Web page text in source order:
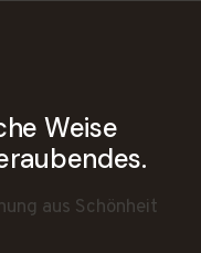
Weise
aus Schönheit